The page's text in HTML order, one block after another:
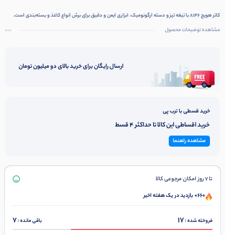
کاتر هویج 8146 با تیغه تیز و دسته ارگونومیک، ابزاری ایمن و دقیق برای برش انواع کاغذ و بسته‌بندی است.
مشاهده توضیحات محصول
ارسال رایگان برای خرید بالای دو میلیون تومان
خرید قسطی با ترب پی
خرید اقساطی این کالا تا حداکثر 4 قسط
مشاهده راهنما
تا 7 روز امکان مرجوعی کالا
660+ بازدید در یک هفته اخیر
فروخته شده :17 باقی مانده :7